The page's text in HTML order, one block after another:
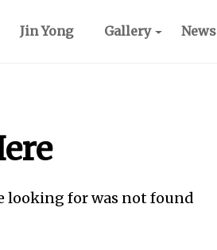
Jin Yong Gallery News
looking for was not found